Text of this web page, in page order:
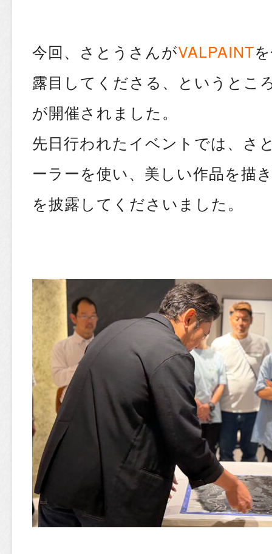
今回、さとうさんがVALPAINT
露目してくださる、というとこ
が開催されました。
先日行われたイベントでは、さ
ーラーを使い、美しい作品を描
を披露してくださいました。